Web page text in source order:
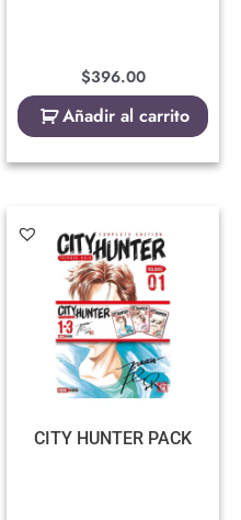
$396.00
Añadir al carrito
CITY HUNTER PACK